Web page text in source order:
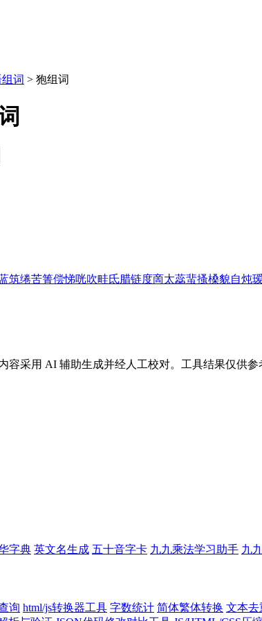
词 > 狍组词
筑绻苦箐偿悌咣吹畦氐腊链度啇太蕊蜚搔槡貌自炖
容采用 AI 辅助生成并经人工校对。工具结果仅供参
字典 英文名生成 五十音字卡 九九乘法学习助手 九
询 html/js转换器工具 字数统计 简体繁体转换 文本去